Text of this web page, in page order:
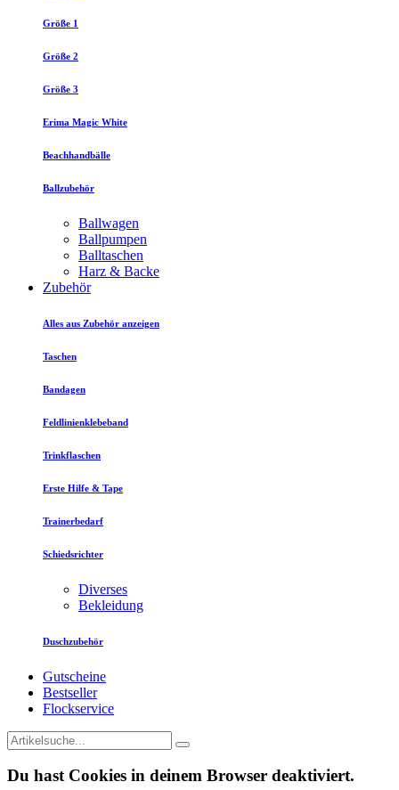
Größe 1
Größe 2
Größe 3
Erima Magic White
Beachhandbälle
Ballzubehör
Ballwagen
Ballpumpen
Balltaschen
Harz & Backe
Zubehör
Alles aus Zubehör anzeigen
Taschen
Bandagen
Feldlinienklebeband
Trinkflaschen
Erste Hilfe & Tape
Trainerbedarf
Schiedsrichter
Diverses
Bekleidung
Duschzubehör
Gutscheine
Bestseller
Flockservice
Du hast Cookies in deinem Browser deaktiviert.